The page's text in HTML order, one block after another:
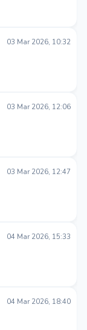
03 Mar 2026, 10:32
03 Mar 2026, 12:06
03 Mar 2026, 12:47
04 Mar 2026, 15:33
04 Mar 2026, 18:40